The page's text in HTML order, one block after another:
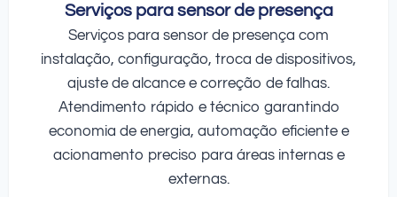
Serviços para sensor de presença
Serviços para sensor de presença com
instalação, configuração, troca de dispositivos,
ajuste de alcance e correção de falhas.
Atendimento rápido e técnico garantindo
economia de energia, automação eficiente e
acionamento preciso para áreas internas e
externas.